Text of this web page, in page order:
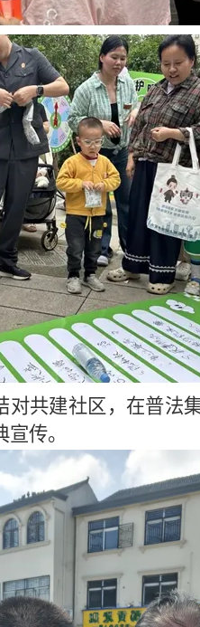
共建社区，在普法
传。